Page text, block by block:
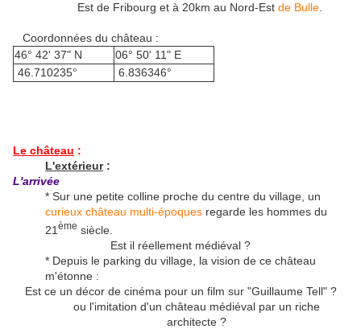
Est de Fribourg et à 20km au Nord-Est de Bulle
Coordonnées du château :
46° 42' 37" N
06° 50' 11" E
46.710235°
6.836346°
Le château :
L'extérieur:
L'arrivée
* Sur une petite colline proche du centre du village, un
curieux château multi-époques regarde les hommes du
21 ème siècle.
Est il réellement médiéval ?
* Depuis le parking du village, la vision de ce château
m'étonne :
Est ce un décor de cinéma pour un film sur "Guillaume Tell" ?
ou l'imitation d'un château médiéval par un riche
architecte ?